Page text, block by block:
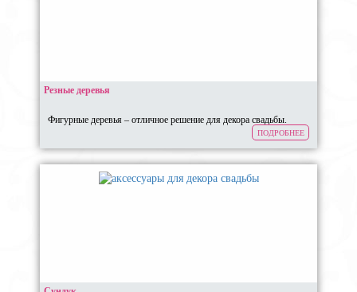
Резные деревья
Фигурные деревья – отличное решение для декора свадьбы.
ПОДРОБНЕЕ